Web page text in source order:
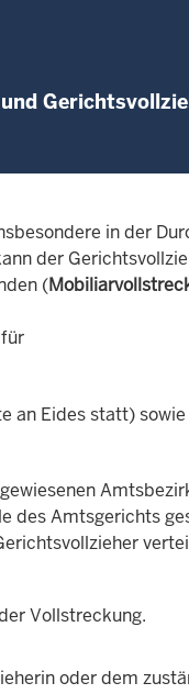
in der
der
(
an Eides statt)
des Amtsgerichts
Vollstreckung.
oder dem